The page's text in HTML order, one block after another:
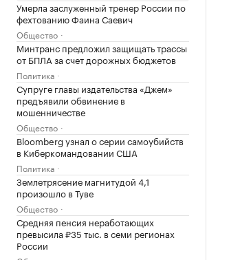
Умерла заслуженный тренер России по
фехтованию Фаина Саевич
Общество
Минтранс предложил защищать трассы
от БПЛА за счет дорожных бюджетов
Политика
Супруге главы издательства «Джем»
предъявили обвинение в
мошенничестве
Общество
Bloomberg узнал о серии самоубийств
в Киберкомандовании США
Политика
Землетрясение магнитудой 4,1
произошло в Туве
Общество
Средняя пенсия неработающих
превысила ₽35 тыс. в семи регионах
России